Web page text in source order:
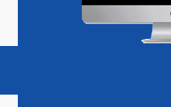
Magazine